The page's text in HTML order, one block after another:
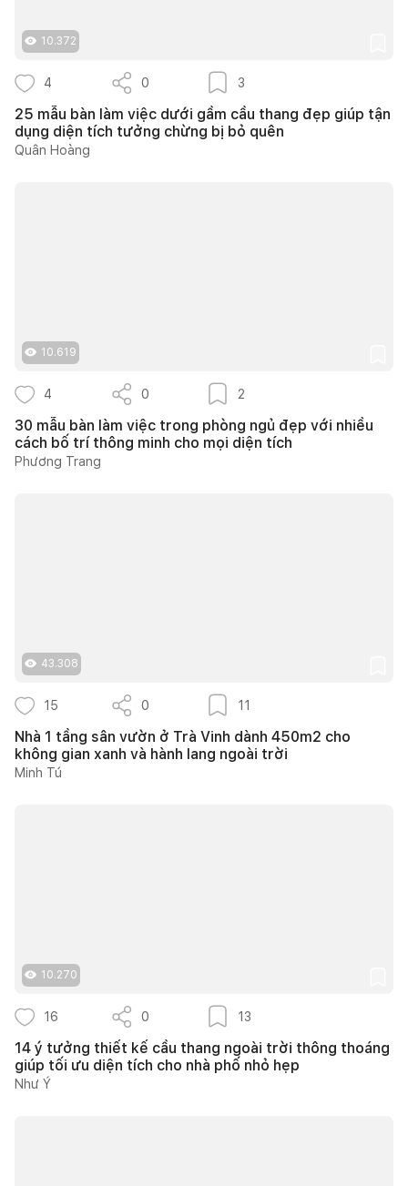
10.372
4 0 3
25 mẫu bàn làm việc dưới gầm cầu thang đẹp giúp tận
dụng diện tích tưởng chừng bị bỏ quên
Quân Hoàng
10.619
4 0 2
30 mẫu bàn làm việc trong phòng ngủ đẹp với nhiều
cách bố trí thông minh cho mọi diện tích
Phương Trang
43.308
15 0 11
Nhà 1 tầng sân vườn ở Trà Vinh dành 450m2 cho
không gian xanh và hành lang ngoài trời
Minh Tú
10.270
16 0 13
14 ý tưởng thiết kế cầu thang ngoài trời thông thoáng
giúp tối ưu diện tích cho nhà phố nhỏ hẹp
Như Ý